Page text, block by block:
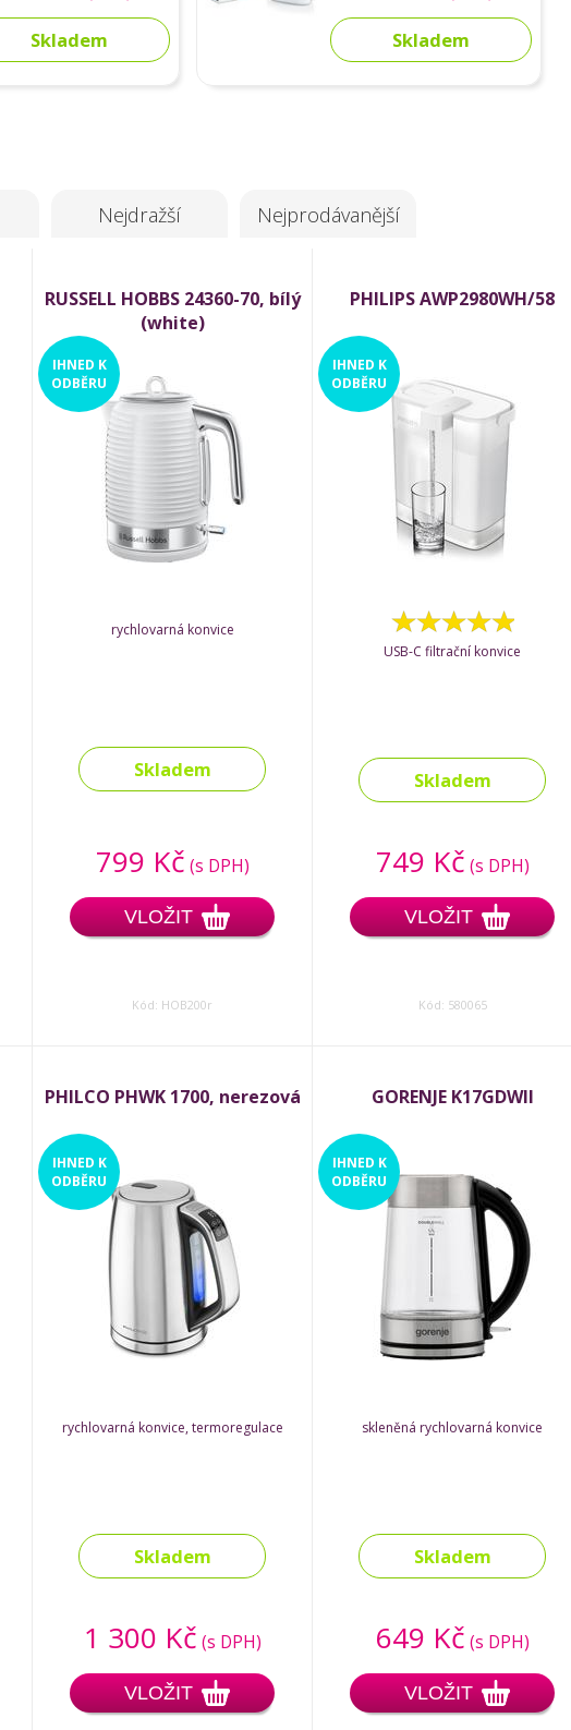
Skladem Skladem
Nejdražší Nejprodávanější
RUSSELL HOBBS 24360-70, bílý
(white)
rychlovarná konvice
IHNED K
ODBĚRU
Skladem
799 Kč (s DPH)
VLOŽIT
Kód: HOB200r
PHILIPS AWP2980WH/58
USB-C filtrační konvice
IHNED K
ODBĚRU
Skladem
749 Kč (s DPH)
VLOŽIT
Kód: 580065
PHILCO PHWK 1700, nerezová
rychlovarná konvice, termoregulace
IHNED K
ODBĚRU
Skladem
1 300 Kč (s DPH)
VLOŽIT
GORENJE K17GDWII
skleněná rychlovarná konvice
IHNED K
ODBĚRU
Skladem
649 Kč (s DPH)
VLOŽIT